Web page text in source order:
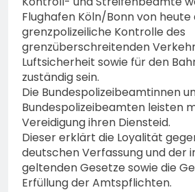
Flughafen Köln/Bonn von heute
grenzpolizeiliche Kontrolle des
grenzüberschreitenden
Luftsicherheit sowie für den
zuständig sein.
Die Bundespolizeibeamtinnen
Bundespolizeibeamten leisten
Vereidigung ihren Diensteid.
Dieser erklärt die Loyalität
deutschen Verfassung und der
geltenden Gesetze sowie die
Erfüllung der Amtspflichten.